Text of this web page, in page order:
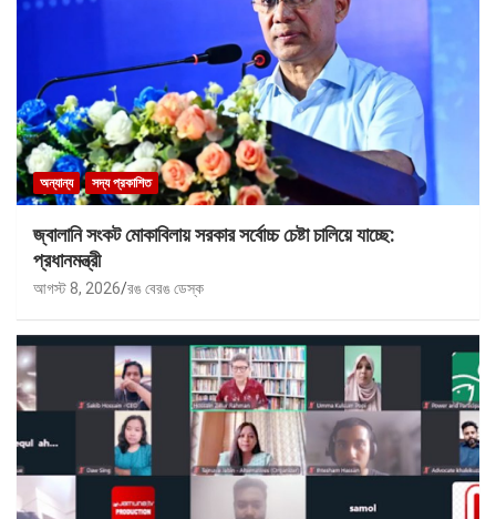
অন্যান্য সদ্য প্রকাশিত
জ্বালানি সংকট মোকাবিলায় সরকার সর্বোচ্চ চেষ্টা চালিয়ে যাচ্ছে:
প্রধানমন্ত্রী
আগস্ট 8, 2026 রঙ বেরঙ ডেস্ক